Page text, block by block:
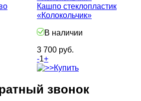
Кашпо стеклопластик
«Колокольчик»
В наличии
3 700 руб.
-1+
Купить
звонок